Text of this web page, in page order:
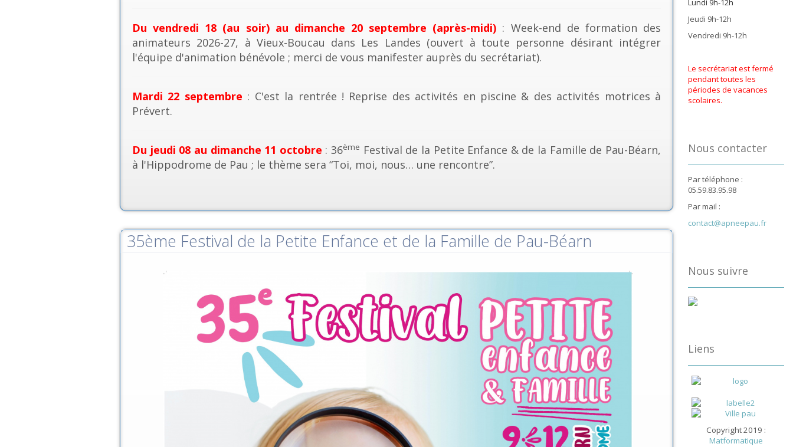
Du vendredi 18 (au soir) au dimanche 20 septembre (après-midi) : Week-end de formation des
animateurs 2026-27, à Vieux-Boucau dans Les Landes (ouvert à toute personne désirant intégrer
l'équipe d'animation bénévole ; merci de vous manifester auprès du secrétariat).
Mardi 22 septembre : C'est la rentrée ! Reprise des activités en piscine & des activités motrices à
Prévert.
Du jeudi 08 au dimanche 11 octobre : 36ème Festival de la Petite Enfance & de la Famille de Pau-Béarn,
à l'Hippodrome de Pau ; le thème sera “Toi, moi, nous… une rencontre”.
35ème Festival de la Petite Enfance et de la Famille de Pau-Béarn
Lundi 9h-12h
Jeudi 9h-12h
Vendredi 9h-12h
Le secrétariat est fermé
pendant toutes les
périodes de vacances
scolaires.
Nous contacter
Par téléphone :
05.59.83.95.98
Par mail :
contact@apneepau.fr
Nous suivre
Liens
Copyright 2019 :
Matformatique